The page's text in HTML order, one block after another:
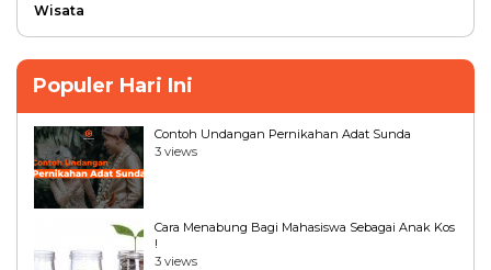
Wisata
Populer Hari Ini
Contoh Undangan Pernikahan Adat Sunda
3 views
Cara Menabung Bagi Mahasiswa Sebagai Anak Kos
!
3 views